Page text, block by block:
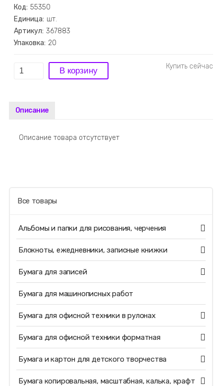
Код: 55350
Единица: шт.
Артикул: 367883
Упаковка: 20
Описание
Описание товара отсутствует
Все товары
Альбомы и папки для рисования, черчения
Блокноты, ежедневники, записные книжки
Бумага для записей
Бумага для машинописных работ
Бумага для офисной техники в рулонах
Бумага для офисной техники форматная
Бумага и картон для детского творчества
Бумага копировальная, масштабная, калька, крафт